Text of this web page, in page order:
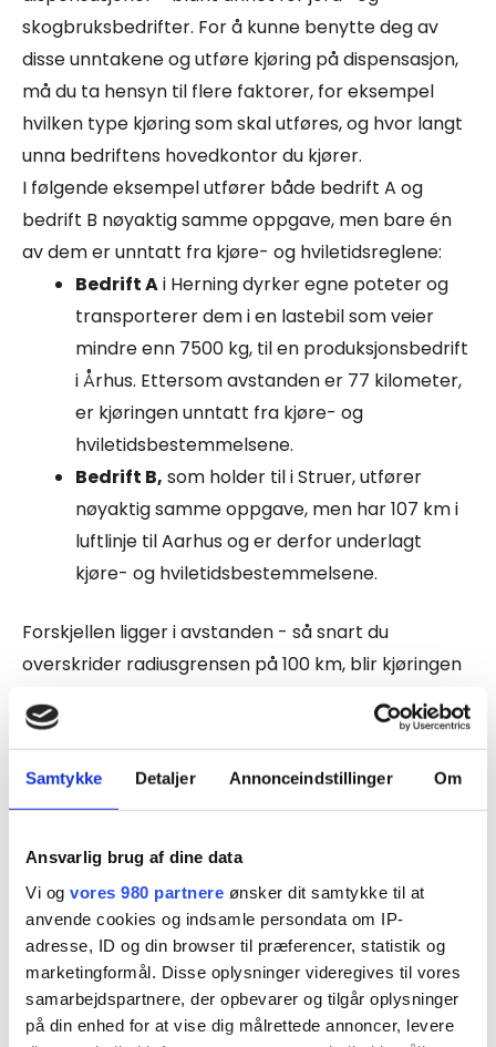
Samtykke Detaljer Annonceindstillinger Om
Ansvarlig brug af dine data
Vi og vores 980 partnere ønsker dit samtykke til at
anvende cookies og indsamle persondata om IP-
adresse, ID og din browser til præferencer, statistik og
marketingformål. Disse oplysninger videregives til vores
samarbejdspartnere, der opbevarer og tilgår oplysninger
på din enhed for at vise dig målrettede annoncer, levere
skogbruksbedrifter. For å kunne benytte deg av
disse unntakene og utføre kjøring på dispensasjon,
må du ta hensyn til flere faktorer, for eksempel
hvilken type kjøring som skal utføres, og hvor langt
unna bedriftens hovedkontor du kjører.
I følgende eksempel utfører både bedrift A og
bedrift B nøyaktig samme oppgave, men bare én
av dem er unntatt fra kjøre- og hviletidsreglene:
Bedrift Ai Herning dyrker egne poteter og
transporterer dem i en lastebil som veier
mindre enn 7500 kg, til en produksjonsbedrift
i Århus. Ettersom avstanden er 77 kilometer,
er kjøringen unntatt fra kjøre- og
hviletidsbestemmelsene.
Bedrift B, som holder til i Struer, utfører
nøyaktig samme oppgave, men har 107 km i
luftlinje til Aarhus og er derfor underlagt
kjøre- og hviletidsbestemmelsene.
Forskjellen ligger i avstanden - så snart du
overskrider radiusgrensen på 100 km, blir kjøringen
Hvis du holder deg under 100 km, er du unntatt fra
Reglene for nasjonale unntak og dispensasjoner
finnes i kjøre- og hviletidsforskriftens kapittel 2.
I § 2b står det: Kjøretøy sombenyttes av jordbruks-,
gartneri-, skogbruks-, oppdretts- og
fiskeribedrifter innenfor en radius av 100 km fra